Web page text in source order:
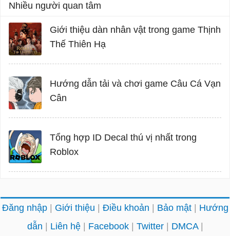
Nhiều người quan tâm
Giới thiệu dàn nhân vật trong game Thịnh
Thế Thiên Hạ
Hướng dẫn tải và chơi game Câu Cá Vạn
Cân
Tổng hợp ID Decal thú vị nhất trong
Roblox
Đăng nhập Giới thiệu Điều khoản Bảo mật
Hướng
dẫn
Liên hệ Facebook Twitter DMCA